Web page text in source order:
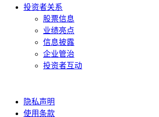
投资者关系
股票信息
业绩亮点
信息披露
企业管治
投资者互动
隐私声明
使用条款